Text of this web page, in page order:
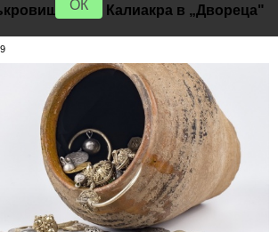
на Калиакра в „Двореца"
ОК